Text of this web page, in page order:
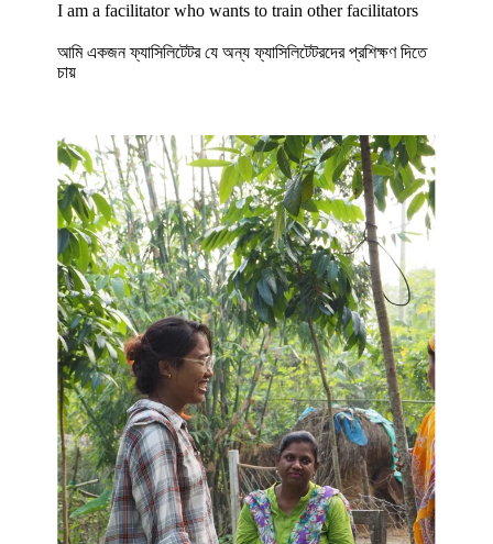
I am a facilitator who wants to train other facilitators
আমি একজন ফ্যাসিলিটেটর যে অন্য ফ্যাসিলিটেটরদের প্রশিক্ষণ দিতে
চায়